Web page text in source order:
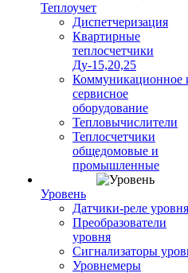
Теплоучет
Диспетчеризация
Квартирные
теплосчетчики
Ду-15,20,25
Коммуникационное
сервисное
оборудование
Тепловычислители
Теплосчетчики
общедомовые и
промышленные
Уровень
Датчики-реле уровня
Преобразователи
уровня
Сигнализаторы
Уровнемеры